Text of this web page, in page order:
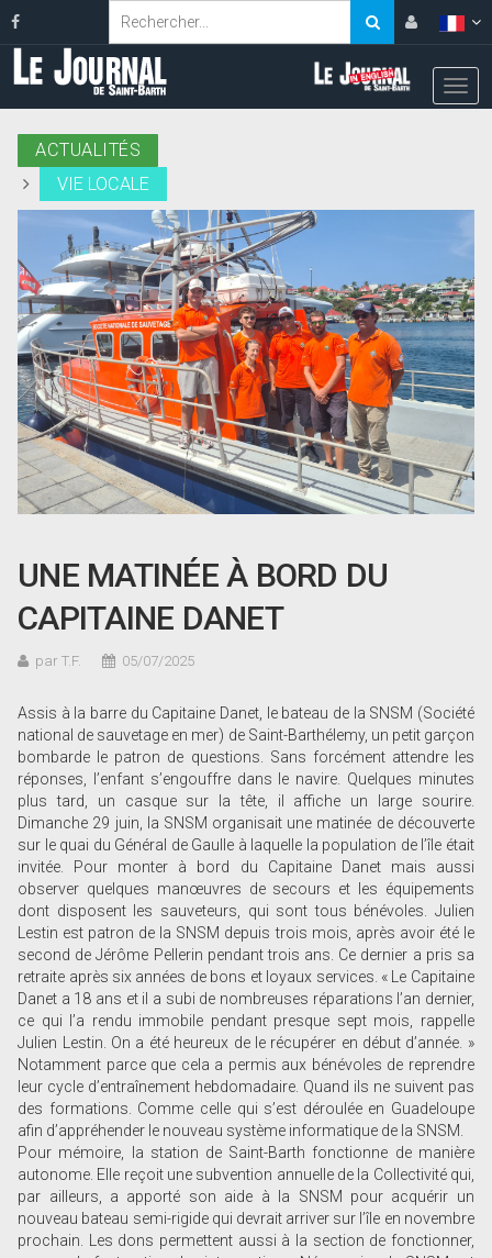
ACTUALITÉS
VIE LOCALE
UNE MATINÉE À BORD DU
CAPITAINE DANET
par T.F. 05/07/2025
Assis à la barre du Capitaine Danet, le bateau de la SNSM (Société
national de sauvetage en mer) de Saint-Barthélemy, un petit garçon
bombarde le patron de questions. Sans forcément attendre les
réponses, l’enfant s’engouffre dans le navire. Quelques minutes
plus tard, un casque sur la tête, il affiche un large sourire.
Dimanche 29 juin, la SNSM organisait une matinée de découverte
sur le quai du Général de Gaulle à laquelle la population de l’île était
invitée. Pour monter à bord du Capitaine Danet mais aussi
observer quelques manœuvres de secours et les équipements
dont disposent les sauveteurs, qui sont tous bénévoles. Julien
Lestin est patron de la SNSM depuis trois mois, après avoir été le
second de Jérôme Pellerin pendant trois ans. Ce dernier a pris sa
retraite après six années de bons et loyaux services. « Le Capitaine
Danet a 18 ans et il a subi de nombreuses réparations l’an dernier,
ce qui l’a rendu immobile pendant presque sept mois, rappelle
Julien Lestin. On a été heureux de le récupérer en début d’année. »
Notamment parce que cela a permis aux bénévoles de reprendre
leur cycle d’entraînement hebdomadaire. Quand ils ne suivent pas
des formations. Comme celle qui s’est déroulée en Guadeloupe
afin d’appréhender le nouveau système informatique de la SNSM.
Pour mémoire, la station de Saint-Barth fonctionne de manière
autonome. Elle reçoit une subvention annuelle de la Collectivité qui,
par ailleurs, a apporté son aide à la SNSM pour acquérir un
nouveau bateau semi-rigide qui devrait arriver sur l’île en novembre
prochain. Les dons permettent aussi à la section de fonctionner,